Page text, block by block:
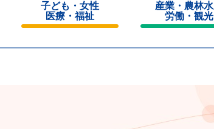
子ども・女性
医療・福祉
じ
産業・農林
労働・観光
じ